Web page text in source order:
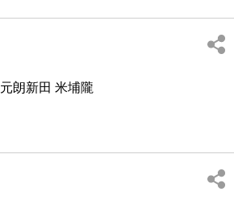
元朗新田 米埔隴